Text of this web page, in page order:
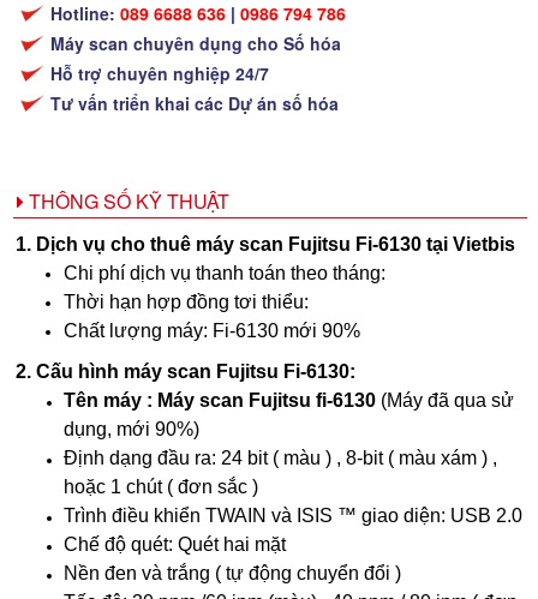
Hotline: 089 6688 636 | 0986 794 786
Máy scan chuyên dụng cho Số hóa
Hỗ trợ chuyên nghiệp 24/7
Tư vấn triển khai các Dự án số hóa
THÔNG SỐ KỸ THUẬT
1. Dịch vụ cho thuê máy scan Fujitsu Fi-6130 tại Vietbis
Chi phí dịch vụ thanh toán theo tháng:
Thời hạn hợp đồng tơi thiểu:
Chất lượng máy: Fi-6130 mới 90%
2. Cấu hình máy scan Fujitsu Fi-6130:
Tên máy : Máy scan Fujitsu fi-6130 (Máy đã qua sử
dụng, mới 90%)
Định dạng đầu ra: 24 bit ( màu ) , 8-bit ( màu xám ) ,
hoặc 1 chút ( đơn sắc )
Trình điều khiển TWAIN và ISIS ™ giao diện: USB 2.0
Chế độ quét: Quét hai mặt
Nền đen và trắng ( tự động chuyển đổi )